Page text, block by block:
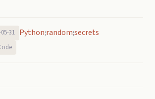
31 Python:random:secrets